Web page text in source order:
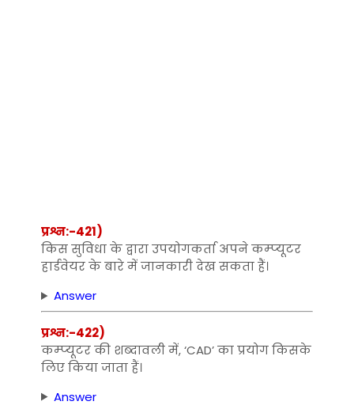
प्रश्न:-421)
किस सुविधा के द्वारा उपयोगकर्ता अपने कम्‍प्‍यूटर
हार्डवेयर के बारे में जानकारी देख सकता हैं।
Answer
प्रश्न:-422)
कम्‍प्‍यूटर की शब्‍दावली में, ‘CAD’ का प्रयोग किसके
लिए किया जाता हैं।
Answer